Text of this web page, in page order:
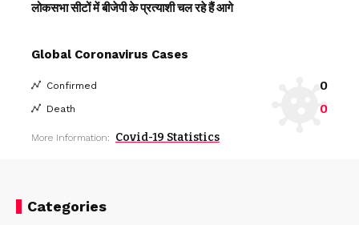
लोकसभा सीटों में बीजेपी के प्रत्याशी चल रहे हैं आगे
Global Coronavirus Cases
Confirmed 0
Death 0
More Information: Covid-19 Statistics
Categories